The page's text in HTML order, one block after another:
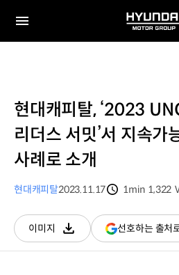
전체
HYUNDAI
MOTOR
현대캐피탈, ‘2023
리더스 서밋’서 지속가
사례로 소개
현대캐피탈2023.11.17
1min 1,322
이미지
다운로드
선호하는 출처